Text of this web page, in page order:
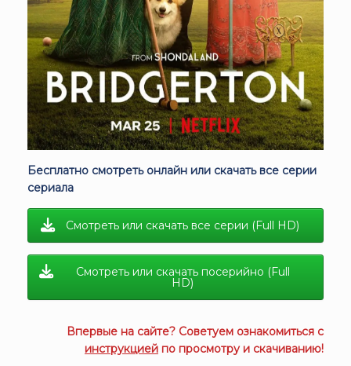
Бесплатно смотреть онлайн или скачать все серии
сериала
Смотреть или скачать все серии (Full HD)
Смотреть или скачать посерийно (Full
HD)
Впервые на сайте? Советуем ознакомиться с
инструкцией по просмотру и скачиванию!